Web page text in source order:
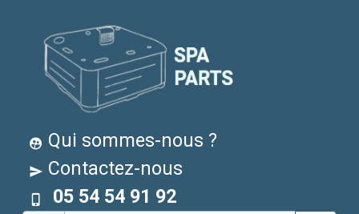
Qui sommes-nous ?
Contactez-nous
05 54 54 91 92